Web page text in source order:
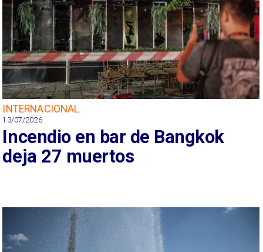
INTERNACIONAL
13/07/2026
Incendio en bar de Bangkok
deja 27 muertos